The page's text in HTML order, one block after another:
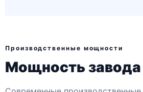
Производственные мощности
Мощность завода